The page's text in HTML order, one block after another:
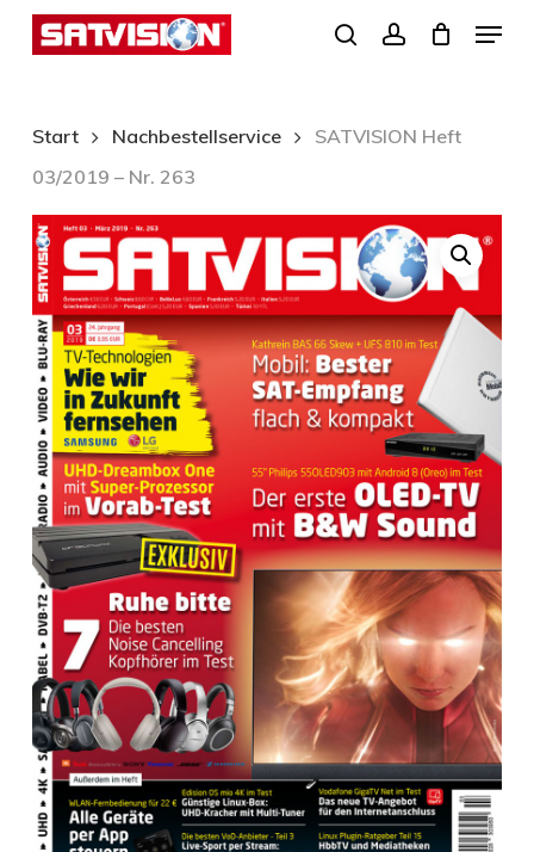
Skip
content
search
Menu
Start Nachbestellservice
SATVISION Heft
03/2019 – Nr. 263